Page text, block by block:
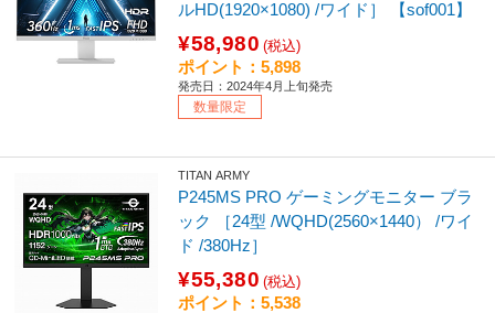
ルHD(1920×1080) /ワイド］ 【sof001】
¥58,980 (税込)
ポイント：5,898
発売日：2024年4月上旬発売
数量限定
TITAN ARMY
P245MS PRO ゲーミングモニター ブラ
ック ［24型 /WQHD(2560×1440） /ワイ
ド /380Hz］
¥55,380 (税込)
ポイント：5,538